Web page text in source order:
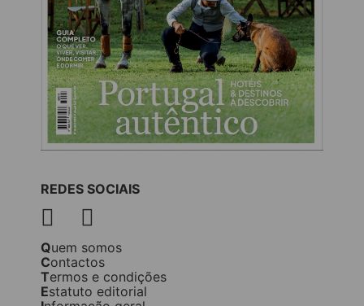
REDES SOCIAIS
Quem somos
Contactos
Termos e condições
Estatuto editorial